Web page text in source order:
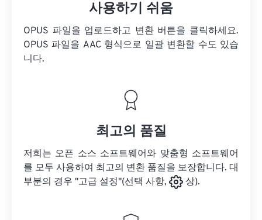
사용하기 쉬움
OPUS 파일을 업로드하고 변환 버튼을 클릭하세요.
OPUS 파일을 AAC 형식으로 일괄 변환할 수도 있습
니다.
최고의 품질
저희는 오픈 소스 소프트웨어와 맞춤형 소프트웨어
를 모두 사용하여 최고의 변환 품질을 보장합니다. 대
부분의 경우 "고급 설정"(선택 사항,
상).